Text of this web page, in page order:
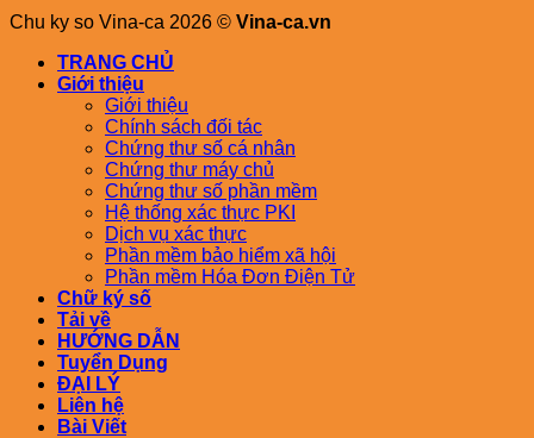
Chu ky so Vina-ca 2026 © Vina-ca.vn
TRANG CHỦ
Giới thiệu
Giới thiệu
Chính sách đối tác
Chứng thư số cá nhân
Chứng thư máy chủ
Chứng thư số phần mềm
Hệ thống xác thực PKI
Dịch vụ xác thực
Phần mềm bảo hiểm xã hội
Phần mềm Hóa Đơn Điện Tử
Chữ ký số
Tải về
HƯỚNG DẪN
Tuyển Dụng
ĐẠI LÝ
Liên hệ
Bài Viết